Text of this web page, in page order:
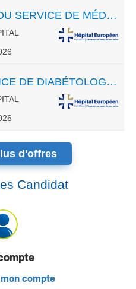
INFIRMIER AU SEIN DU SERVICE DE MÉDECINE DIGESTIVE - NUIT H/F
INFIRMIER EN SERVICE DE DIABÉTOLOGIE H/F
d'offres
Candidat
compte